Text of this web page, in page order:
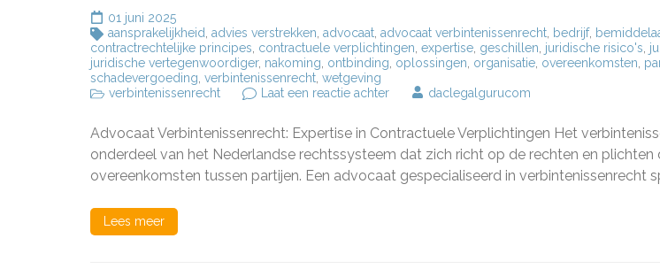
01 juni 2025
aansprakelijkheid advies verstrekken advocaat advocaat verbintenissenrecht bedrijf,
contractrechtelijke principes contractuele verplichtingen expertise geschillen juridische risico's
juridische vertegenwoordiger, nakoming ontbinding oplossingen organisatie overeenkomsten
schadevergoeding verbintenissenrecht wetgeving
verbintenissenrecht
Laat een reactie achterop
Advies
van
een
Advocaat
daclegalgurucom
Advocaat Verbintenissenrecht: Expertise in Contractuele Verplichtingen Het
onderdeel van het Nederlandse rechtssysteem dat zich richt op de rechten en
overeenkomsten tussen partijen. Een advocaat gespecialiseerd in verbintenissenrecht
Lees meer